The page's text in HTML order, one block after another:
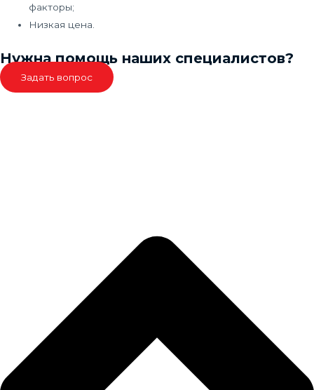
факторы;
Низкая цена.
Нужна помощь наших специалистов?
Задать вопрос